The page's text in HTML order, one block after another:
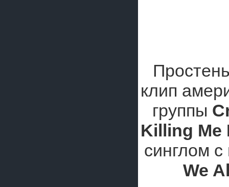
клип
группы
Killing Me
синглом
We